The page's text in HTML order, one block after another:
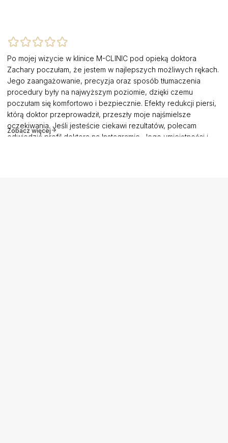
Po mojej wizycie w klinice M-CLINIC pod opieką doktora
Zachary poczułam, że jestem w najlepszych możliwych rękach.
Jego zaangażowanie, precyzja oraz sposób tłumaczenia
procedury były na najwyższym poziomie, dzięki czemu
poczułam się komfortowo i bezpiecznie. Efekty redukcji piersi,
którą doktor przeprowadził, przeszły moje najśmielsze
oczekiwania. Jeśli jesteście ciekawi rezultatów, polecam
odwiedzić profil doktora na Instagramie. Jego umiejętności i
Zobacz więcej